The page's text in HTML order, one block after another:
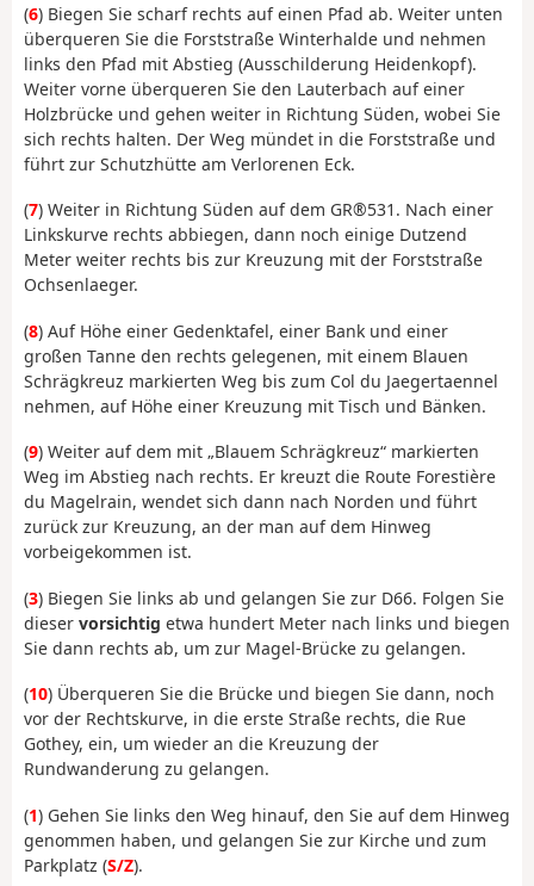
(6) Biegen Sie scharf rechts auf einen Pfad ab. Weiter unten
überqueren Sie die Forststraße Winterhalde und nehmen
links den Pfad mit Abstieg (Ausschilderung Heidenkopf).
Weiter vorne überqueren Sie den Lauterbach auf einer
Holzbrücke und gehen weiter in Richtung Süden, wobei Sie
sich rechts halten. Der Weg mündet in die Forststraße und
führt zur Schutzhütte am Verlorenen Eck.
(7) Weiter in Richtung Süden auf dem GR®531. Nach einer
Linkskurve rechts abbiegen, dann noch einige Dutzend
Meter weiter rechts bis zur Kreuzung mit der Forststraße
Ochsenlaeger.
(8) Auf Höhe einer Gedenktafel, einer Bank und einer
großen Tanne den rechts gelegenen, mit einem Blauen
Schrägkreuz markierten Weg bis zum Col du Jaegertaennel
nehmen, auf Höhe einer Kreuzung mit Tisch und Bänken.
(9) Weiter auf dem mit „Blauem Schrägkreuz“ markierten
Weg im Abstieg nach rechts. Er kreuzt die Route Forestière
du Magelrain, wendet sich dann nach Norden und führt
zurück zur Kreuzung, an der man auf dem Hinweg
vorbeigekommen ist.
(3) Biegen Sie links ab und gelangen Sie zur D66. Folgen Sie
dieser vorsichtig etwa hundert Meter nach links und biegen
Sie dann rechts ab, um zur Magel-Brücke zu gelangen.
(10) Überqueren Sie die Brücke und biegen Sie dann, noch
vor der Rechtskurve, in die erste Straße rechts, die Rue
Gothey, ein, um wieder an die Kreuzung der
Rundwanderung zu gelangen.
(1) Gehen Sie links den Weg hinauf, den Sie auf dem Hinweg
genommen haben, und gelangen Sie zur Kirche und zum
Parkplatz (S/Z).